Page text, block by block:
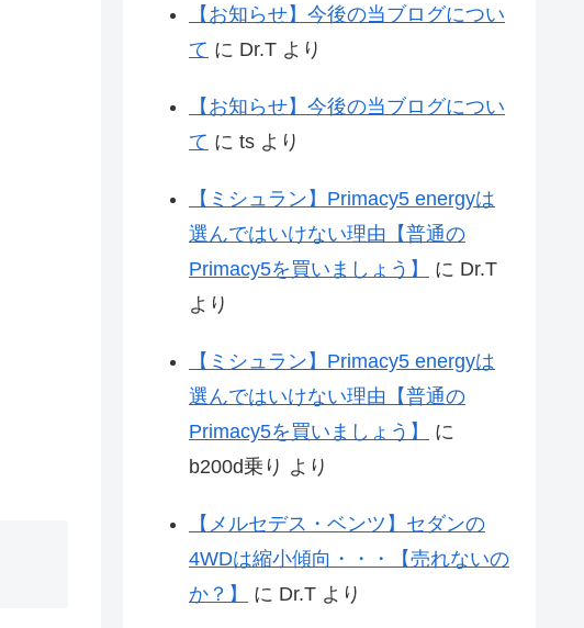
【お知らせ】今後の当ブログについ
て に Dr.T より
【お知らせ】今後の当ブログについ
て に ts より
【ミシュラン】Primacy5 energyは
選んではいけない理由【普通の
Primacy5を買いましょう】
に Dr.T
より
【ミシュラン】Primacy5 energyは
選んではいけない理由【普通の
Primacy5を買いましょう】
に
b200d乗り より
【メルセデス・ベンツ】セダンの
4WDは縮小傾向・・・【売れないの
か？】
に Dr.T より